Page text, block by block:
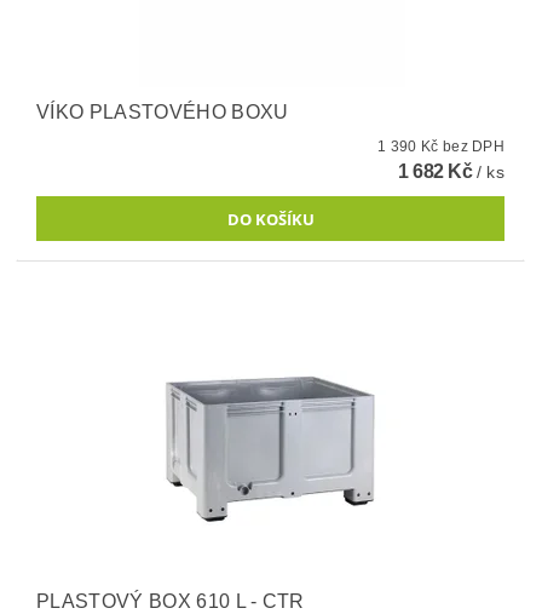
VÍKO PLASTOVÉHO BOXU
1 390 Kč bez DPH
1 682 Kč/ ks
PLASTOVÝ BOX 610 L - CTR